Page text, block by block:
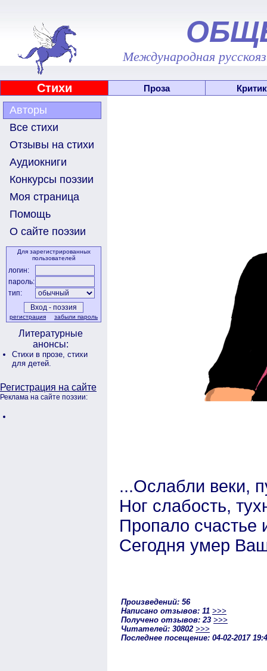
Международная
Стихи Проза
Авторы
Все стихи
Отзывы на стихи
Аудиокниги
Конкурсы поэзии
Моя страница
Помощь
О сайте поэзии
Для зарегистрированных
пользователей
логин:
пароль:
тип:
регистрация забыли пароль
Литературные
анонсы:
Стихи в прозе, стихи
для детей.
Регистрация на сайте
Реклама на сайте поэзии:
...Ослабли веки,
Ног слабость,
Пропало счастье
Сегодня умер
Произведений: 56
Написано отзывов: 11 >>>
Получено отзывов: 23 >>>
Читателей: 30802 >>>
Последнее посещение: 04-02-2017